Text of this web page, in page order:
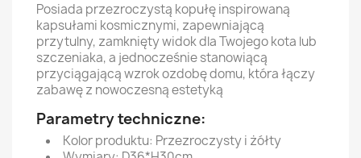
Posiada przezroczystą kopułę inspirowaną
kapsułami kosmicznymi, zapewniającą
przytulny, zamknięty widok dla Twojego kota lub
szczeniaka, a jednocześnie stanowiącą
przyciągającą wzrok ozdobę domu, która łączy
zabawę z nowoczesną estetyką
Parametry techniczne:
Kolor produktu: Przezroczysty i żółty